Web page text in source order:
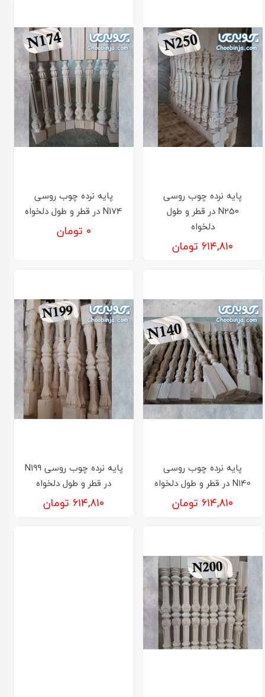
پایه نرده چوب روسی
N250 در قطر و طول
دلخواه
۶۱۴,۸۱۰ تومان
پایه نرده چوب روسی
N174 در قطر و طول دلخواه
۰ تومان
پایه نرده چوب روسی
N140 در قطر و طول دلخواه
۶۱۴,۸۱۰ تومان
پایه نرده چوب روسی N199
در قطر و طول دلخواه
۶۱۴,۸۱۰ تومان